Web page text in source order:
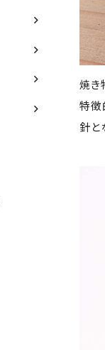
焼き
特徴
針と